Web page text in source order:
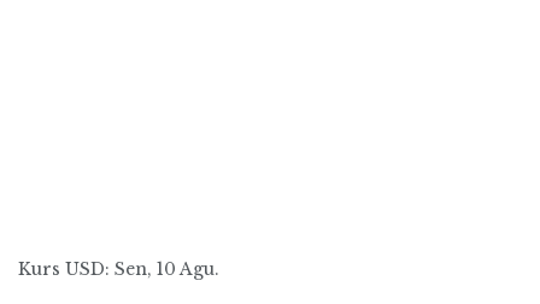
Kurs USD: Sen, 10 Agu.